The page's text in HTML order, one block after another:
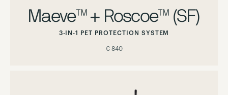
Maeve™ + Roscoe™ (SF)
3-IN-1 PET PROTECTION SYSTEM
€ 840